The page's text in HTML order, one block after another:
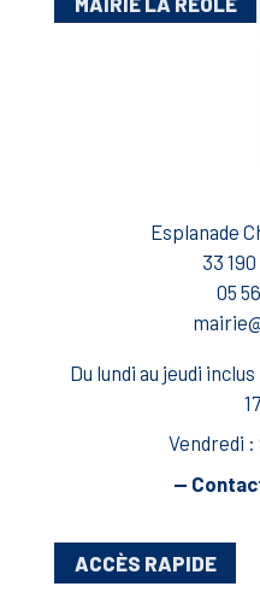
Esplanade
33
05
Du lundi au jeudi
Vendredi :
—
ACCÈS RAPIDE